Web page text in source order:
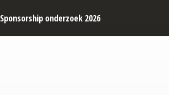
Sponsorship onderzoek 2026